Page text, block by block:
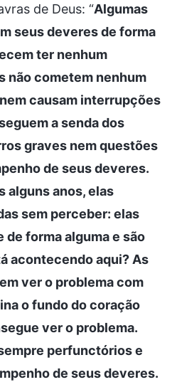
de Deus: “Algumas
seus deveres de forma
ter nenhum
não cometem nenhum
causam interrupções
a senda dos
graves nem questões
de seus deveres.
alguns anos, elas
sem perceber: elas
de forma alguma e são
acontecendo aqui? As
ver o problema com
o fundo do coração
ver o problema.
perfunctórios e
de seus deveres.